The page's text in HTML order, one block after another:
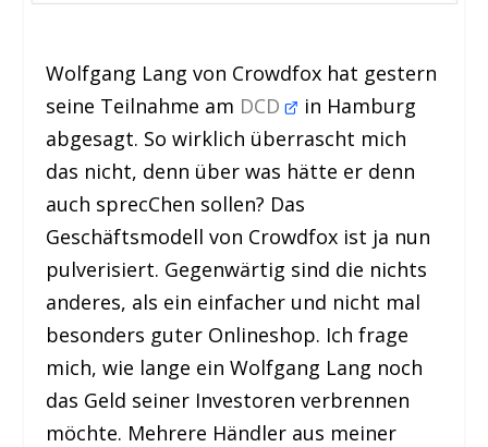
Wolfgang Lang von Crowdfox hat gestern
seine Teilnahme am DCD
in Hamburg
abgesagt. So wirklich überrascht mich
das nicht, denn über was hätte er denn
auch sprecChen sollen? Das
Geschäftsmodell von Crowdfox ist ja nun
pulverisiert. Gegenwärtig sind die nichts
anderes, als ein einfacher und nicht mal
besonders guter Onlineshop. Ich frage
mich, wie lange ein Wolfgang Lang noch
das Geld seiner Investoren verbrennen
möchte. Mehrere Händler aus meiner